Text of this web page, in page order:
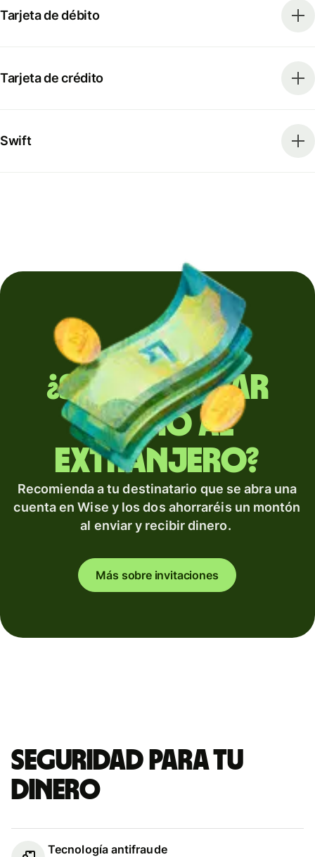
Tarjeta de débito
Tarjeta de crédito
Swift
¿Sueles enviar
dinero al
extranjero?
Recomienda a tu destinatario que se abra una
cuenta en Wise y los dos ahorraréis un montón
al enviar y recibir dinero.
Más sobre invitaciones
Seguridad para tu
dinero
Tecnología antifraude